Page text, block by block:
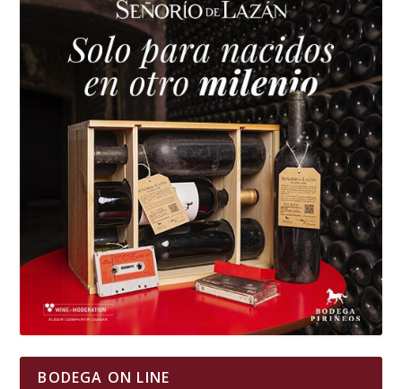
BODEGA ON LINE